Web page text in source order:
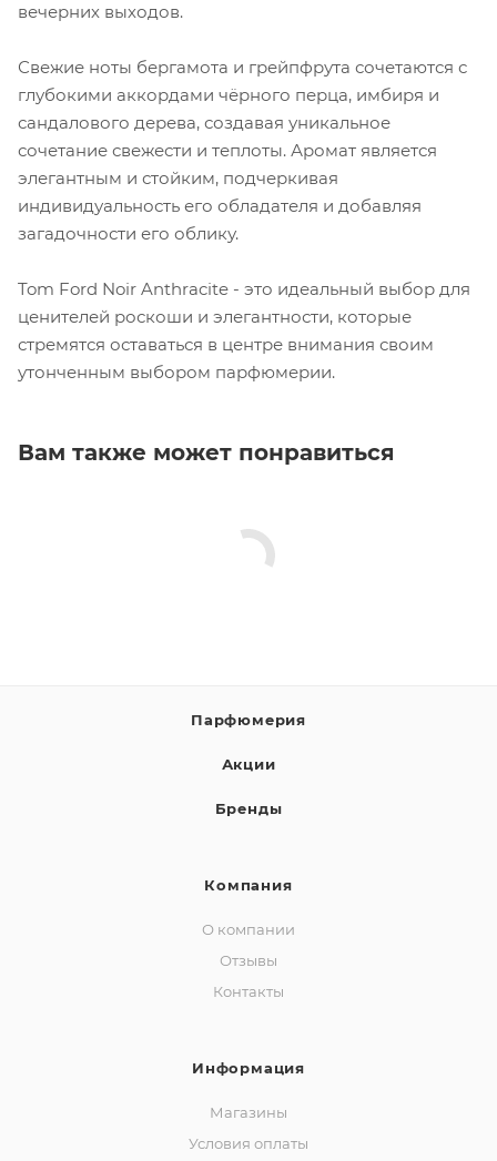
вечерних выходов.
Свежие ноты бергамота и грейпфрута сочетаются с
глубокими аккордами чёрного перца, имбиря и
сандалового дерева, создавая уникальное
сочетание свежести и теплоты. Аромат является
элегантным и стойким, подчеркивая
индивидуальность его обладателя и добавляя
загадочности его облику.
Tom Ford Noir Anthracite - это идеальный выбор для
ценителей роскоши и элегантности, которые
стремятся оставаться в центре внимания своим
утонченным выбором парфюмерии.
Вам также может понравиться
Парфюмерия
Акции
Бренды
Компания
О компании
Отзывы
Контакты
Информация
Магазины
Условия оплаты